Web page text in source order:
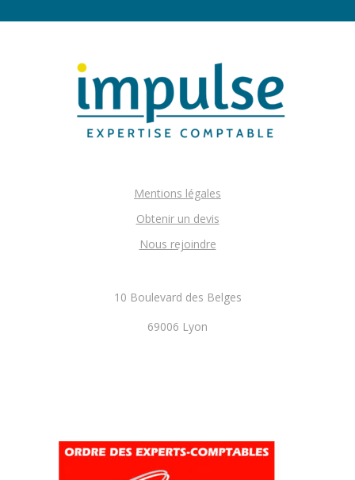
Mentions légales
Obtenir un devis
Nous rejoindre
10 Boulevard des Belges
69006 Lyon